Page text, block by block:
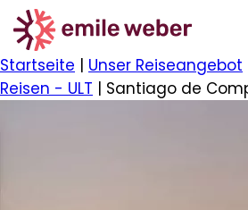
Startseite | Unser Reiseangebot
Reisen - ULT | Santiago de